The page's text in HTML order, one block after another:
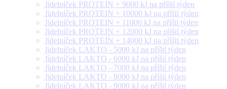
Jídelníček PROTEIN + 9000 kJ na příští týden
Jídelníček PROTEIN + 10000 kJ na příští týden
Jídelníček PROTEIN + 11000 kJ na příští týden
Jídelníček PROTEIN + 12000 kJ na příští týden
Jídelníček PROTEIN + 14000 kJ na příští týden
Jídelníček LAKTO - 5000 kJ na příští týden
Jídelníček LAKTO - 6000 kJ na příští týden
Jídelníček LAKTO - 7000 kJ na příští týden
Jídelníček LAKTO - 8000 kJ na příští týden
Jídelníček LAKTO - 9000 kJ na příští týden